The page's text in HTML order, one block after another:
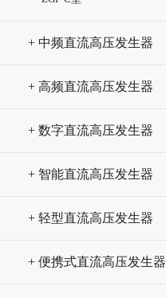
+ 中频直流高压发生器
+ 高频直流高压发生器
+ 数字直流高压发生器
+ 智能直流高压发生器
+ 轻型直流高压发生器
+ 便携式直流高压发生器